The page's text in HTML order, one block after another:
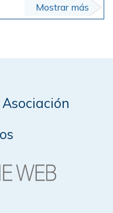
Mostrar más
Asociación